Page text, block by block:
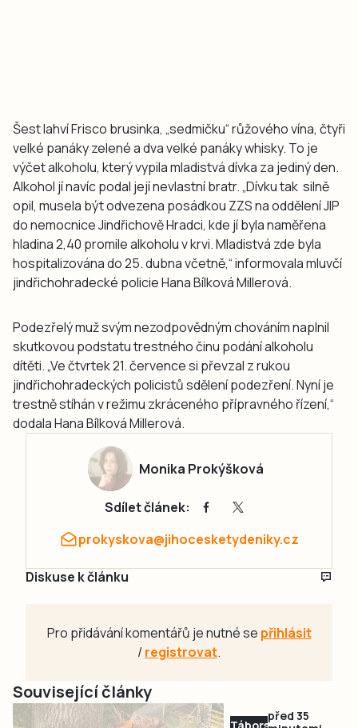
Šest lahví Frisco brusinka, „sedmičku“ růžového vína, čtyři
velké panáky zelené a dva velké panáky whisky. To je
výčet alkoholu, který vypila mladistvá dívka za jediný den.
Alkohol jí navíc podal její nevlastní bratr. „Dívku tak silně
opil, musela být odvezena posádkou ZZS na oddělení JIP
do nemocnice Jindřichově Hradci, kde jí byla naměřena
hladina 2,40 promile alkoholu v krvi. Mladistvá zde byla
hospitalizována do 25. dubna včetně,“ informovala mluvčí
jindřichohradecké policie Hana Bílková Millerová.
Podezřelý muž svým nezodpovědným chováním naplnil
skutkovou podstatu trestného činu podání alkoholu
dítěti. „Ve čtvrtek 21. července si převzal z rukou
jindřichohradeckých policistů sdělení podezření. Nyní je
trestně stíhán v režimu zkráceného přípravného řízení,“
dodala Hana Bílková Millerová.
Monika Prokýšková
Sdílet článek:
prokyskova@jihocesketydeniky.cz
Diskuse k článku
Pro přidávání komentářů je nutné se přihlásit
/registrovat.
Související články
před 35